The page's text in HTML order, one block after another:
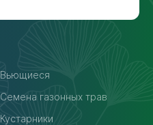
Вьющиеся
Семена газонных трав
Кустарники